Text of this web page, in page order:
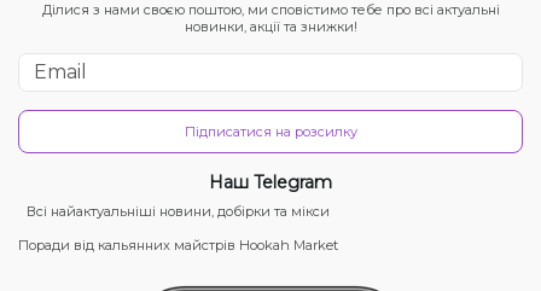
Ділися з нами своєю поштою, ми сповістимо тебе про всі актуальні
новинки, акції та знижки!
Підписатися на розсилку
Наш Telegram
Всі найактуальніші новини, добірки та мікси
Поради від кальянних майстрів Hookah Market